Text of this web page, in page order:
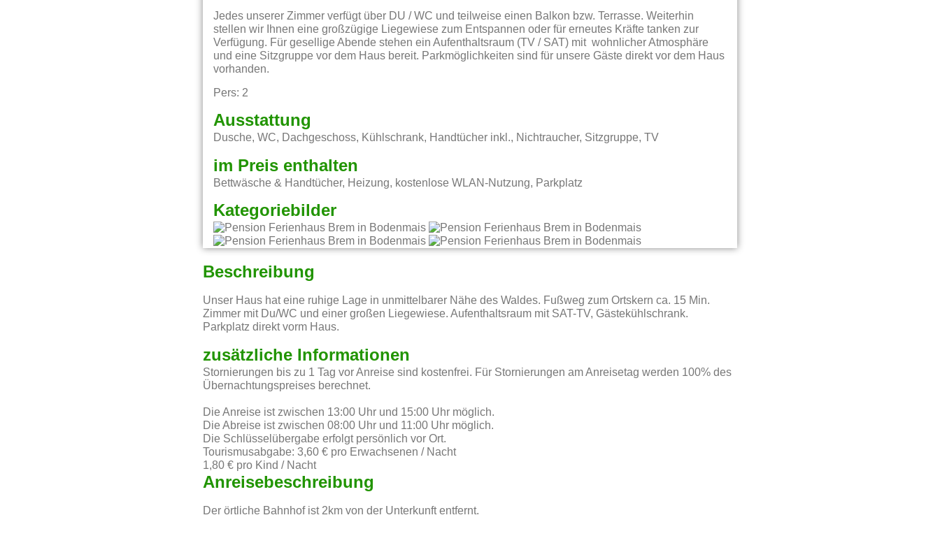
Jedes unserer Zimmer verfügt über DU / WC und teilweise einen Balkon bzw. Terrasse. Weiterhin
stellen wir Ihnen eine großzügige Liegewiese zum Entspannen oder für erneutes Kräfte tanken zur
Verfügung. Für gesellige Abende stehen ein Aufenthaltsraum (TV / SAT) mit wohnlicher Atmosphäre
und eine Sitzgruppe vor dem Haus bereit. Parkmöglichkeiten sind für unsere Gäste direkt vor dem Haus
vorhanden.
Pers: 2
Ausstattung
Dusche, WC, Dachgeschoss, Kühlschrank, Handtücher inkl., Nichtraucher, Sitzgruppe, TV
im Preis enthalten
Bettwäsche & Handtücher, Heizung, kostenlose WLAN-Nutzung, Parkplatz
Kategoriebilder
Beschreibung
Unser Haus hat eine ruhige Lage in unmittelbarer Nähe des Waldes. Fußweg zum Ortskern ca. 15 Min.
Zimmer mit Du/WC und einer großen Liegewiese. Aufenthaltsraum mit SAT-TV, Gästekühlschrank.
Parkplatz direkt vorm Haus.
zusätzliche Informationen
Stornierungen bis zu 1 Tag vor Anreise sind kostenfrei. Für Stornierungen am Anreisetag werden 100% des
Übernachtungspreises berechnet.
Die Anreise ist zwischen 13:00 Uhr und 15:00 Uhr möglich.
Die Abreise ist zwischen 08:00 Uhr und 11:00 Uhr möglich.
Die Schlüsselübergabe erfolgt persönlich vor Ort.
Tourismusabgabe: 3,60 € pro Erwachsenen / Nacht
1,80 € pro Kind / Nacht
Anreisebeschreibung
Der örtliche Bahnhof ist 2km von der Unterkunft entfernt.